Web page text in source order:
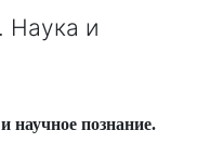
Наука и
научное познание.